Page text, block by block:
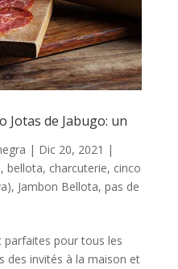
Jotas de Jabugo: un
| Dic 20, 2021 |
, bellota, charcuterie, cinco
, Jambon Bellota, pas de
parfaites pour tous les
des invités à la maison et